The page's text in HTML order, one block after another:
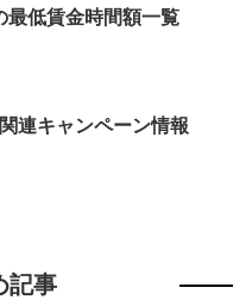
最低賃金時間額一覧
連キャンペーン情報
記事